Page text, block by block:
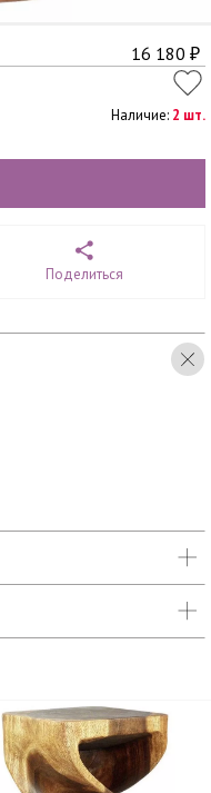
16 180 ₽
Наличие: 2 шт.
Поделиться